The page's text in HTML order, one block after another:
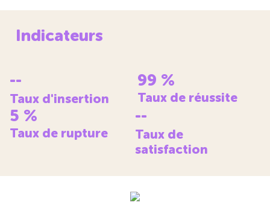
Indicateurs
--
Taux d'insertion
99 %
Taux de réussite
5 %
Taux de rupture
--
Taux de
satisfaction